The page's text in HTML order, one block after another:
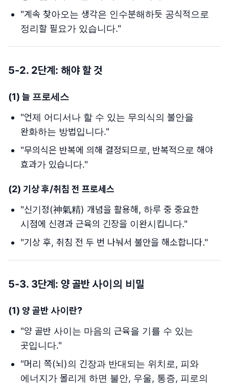
"계속 찾아오는 생각은 인수분해하듯 공식적으로
정리할 필요가 있습니다."
5-2. 2단계: 해야 할 것
(1) 늘 프로세스
"언제 어디서나 할 수 있는 무의식의 불안을
완화하는 방법입니다."
"무의식은 반복에 의해 결정되므로, 반복적으로 해야
효과가 있습니다."
(2) 기상 후/취침 전 프로세스
"신기정(神氣精) 개념을 활용해, 하루 중 중요한
시점에 신경과 근육의 긴장을 이완시킵니다."
"기상 후, 취침 전 두 번 나눠서 불안을 해소합니다."
5-3. 3단계: 양 골반 사이의 비밀
(1) 양 골반 사이란?
"양 골반 사이는 마음의 근육을 기를 수 있는
곳입니다."
"머리 쪽(뇌)의 긴장과 반대되는 위치로, 피와
에너지가 몰리게 하면 불안, 우울, 통증, 피로의